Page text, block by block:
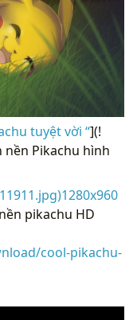
tuyệt vời “](!
nền Pikachu hình
pikachu HD
cool-pikachu-